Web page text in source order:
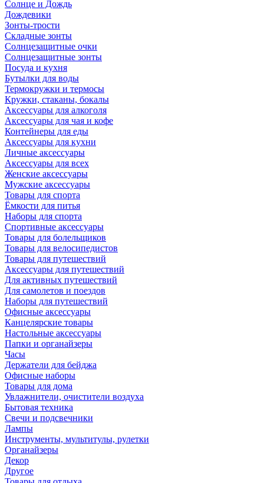
Солнце и Дождь
Дождевики
Зонты-трости
Складные зонты
Солнцезащитные очки
Солнцезащитные зонты
Посуда и кухня
Бутылки для воды
Термокружки и термосы
Кружки, стаканы, бокалы
Аксессуары для алкоголя
Аксессуары для чая и кофе
Контейнеры для еды
Аксессуары для кухни
Личные аксессуары
Аксессуары для всех
Женские аксессуары
Мужские аксессуары
Товары для спорта
Ёмкости для питья
Наборы для спорта
Спортивные аксессуары
Товары для болельщиков
Товары для велосипедистов
Товары для путешествий
Аксессуары для путешествий
Для активных путешествий
Для самолетов и поездов
Наборы для путешествий
Офисные аксессуары
Канцелярские товары
Настольные аксессуары
Папки и органайзеры
Часы
Держатели для бейджа
Офисные наборы
Товары для дома
Увлажнители, очистители воздуха
Бытовая техника
Свечи и подсвечники
Лампы
Инструменты, мультитулы, рулетки
Органайзеры
Декор
Другое